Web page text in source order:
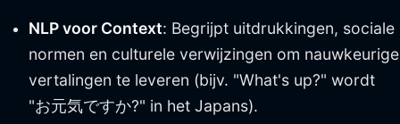
NLP voor Context: Begrijpt uitdrukkingen, sociale
normen en culturele verwijzingen om nauwkeurige
vertalingen te leveren (bijv. "What's up?" wordt
"お元気ですか?" in het Japans).